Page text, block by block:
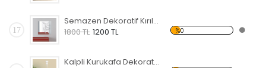
17
Semazen Dekoratif Kırılmaz Ayna
1800 TL 1200 TL %0
Kalpli Kurukafa Dekoratif Kırılmaz Ayna